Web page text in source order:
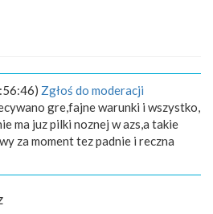
Zgłoś do moderacji
gre,fajne warunki i wszystko,
ma juz pilki noznej w azs,a takie
za moment tez padnie i reczna